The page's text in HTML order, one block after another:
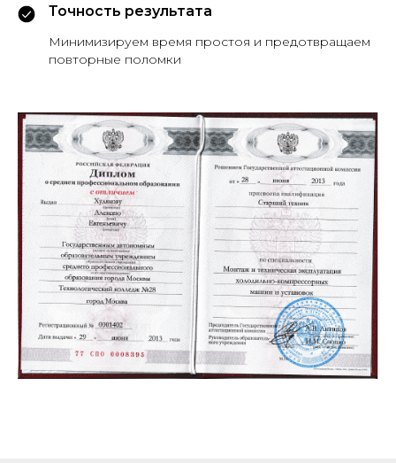
Точность результата
Минимизируем время простоя и предотвращаем
повторные поломки